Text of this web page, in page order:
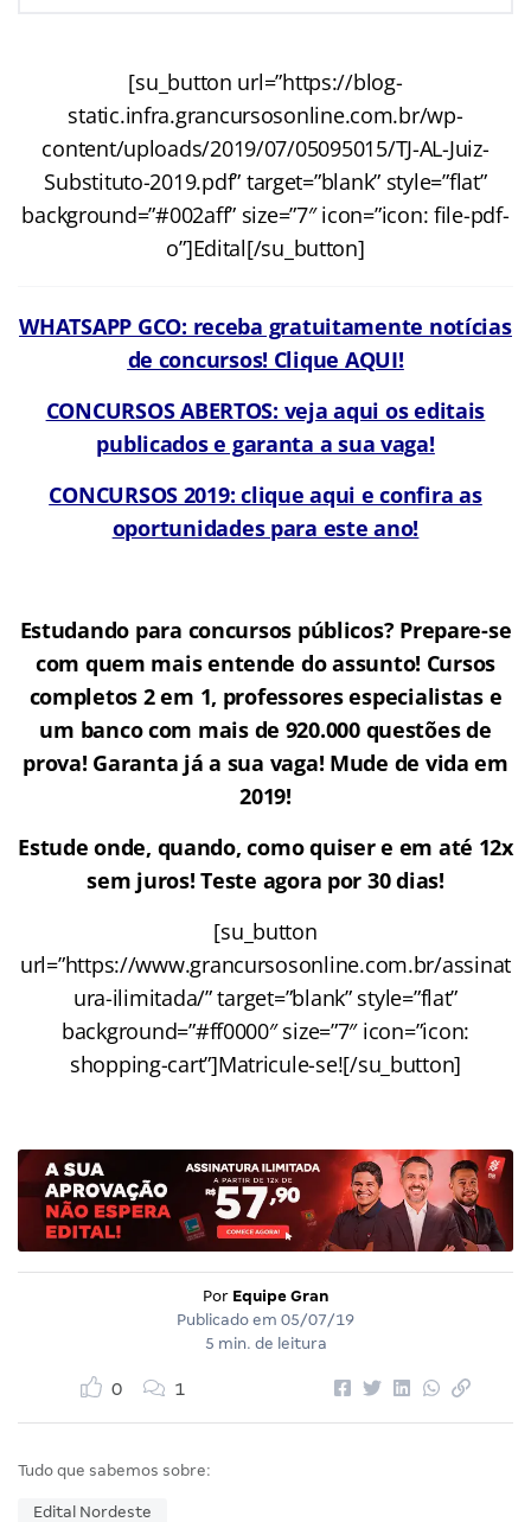
[su_button url=”https://blog-
static.infra.grancursosonline.com.br/wp-
content/uploads/2019/07/05095015/TJ-AL-Juiz-
Substituto-2019.pdf” target=”blank” style=”flat”
background=”#002aff” size=”7″ icon=”icon: file-pdf-
o”]Edital[/su_button]
WHATSAPP GCO: receba gratuitamente notícias
de concursos! Clique AQUI!
CONCURSOS ABERTOS: veja aqui os editais
publicados e garanta a sua vaga!
CONCURSOS 2019: clique aqui e confira as
oportunidades para este ano!
Estudando para concursos públicos? Prepare-se
com quem mais entende do assunto! Cursos
completos 2 em 1, professores especialistas e
um banco com mais de 920.000 questões de
prova! Garanta já a sua vaga! Mude de vida em
2019!
Estude onde, quando, como quiser e em até 12x
sem juros! Teste agora por 30 dias!
[su_button
url=”https://www.grancursosonline.com.br/assinat
ura-ilimitada/” target=”blank” style=”flat”
background=”#ff0000″ size=”7″ icon=”icon:
shopping-cart”]Matricule-se![/su_button]
Por Equipe Gran
Publicado em 05/07/19
5 min. de leitura
0 1
Tudo que sabemos sobre:
Edital Nordeste